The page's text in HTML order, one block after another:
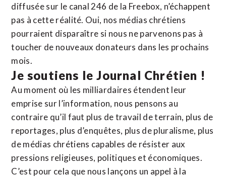
diffusée sur le canal 246 de la Freebox, n’échappent
pas à cette réalité. Oui, nos médias chrétiens
pourraient disparaître si nous ne parvenons pas à
toucher de nouveaux donateurs dans les prochains
mois.
Je soutiens le Journal Chrétien !
Au moment où les milliardaires étendent leur
emprise sur l’information, nous pensons au
contraire qu’il faut plus de travail de terrain, plus de
reportages, plus d’enquêtes, plus de pluralisme, plus
de médias chrétiens capables de résister aux
pressions religieuses, politiques et économiques.
C’est pour cela que nous lançons un appel à la